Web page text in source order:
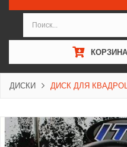
ДИСКИ ДИСК ДЛЯ